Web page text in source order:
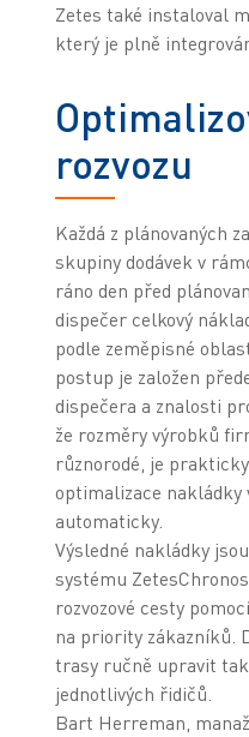
Zetes také instaloval
který je plně
rozvozu
Každá z plánovaných
skupiny dodávek v
ráno den před
dispečer celkový
podle zeměpisné
postup je založen
dispečera a znalosti
že rozměry výrobků
různorodé, je
optimalizace nakládky
automaticky.
Výsledné nakládky
systému
rozvozové cesty
na priority zákazníků.
trasy ručně upravit
jednotlivých řidičů.
Bart Herreman,